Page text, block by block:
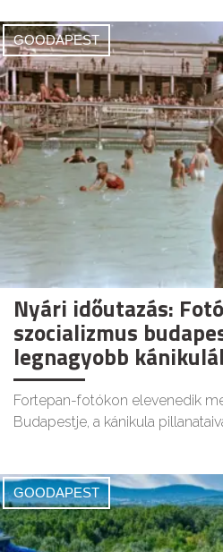
GOODAPEST
Nyári időutazás:
szocializmus
legnagyobb
Fortepan-fotókon elevenedik
Budapestje, a kánikula
GOODAPEST